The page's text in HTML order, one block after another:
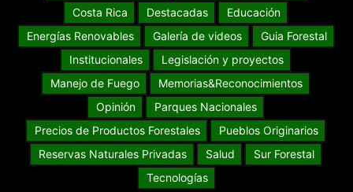
Costa Rica
Destacadas
Educación
Energías Renovables
Galería de videos
Guia Forestal
Institucionales
Legislación y proyectos
Manejo de Fuego
Memorias&Reconocimientos
Opinión
Parques Nacionales
Precios de Productos Forestales
Pueblos Originarios
Reservas Naturales Privadas
Salud
Sur Forestal
Tecnologías